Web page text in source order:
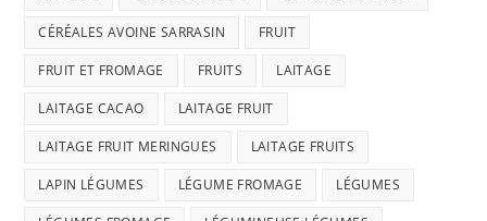
CÉRÉALES AVOINE SARRASIN FRUIT
FRUIT ET FROMAGE FRUITS LAITAGE
LAITAGE CACAO LAITAGE FRUIT
LAITAGE FRUIT MERINGUES LAITAGE FRUITS
LAPIN LÉGUMES LÉGUME FROMAGE LÉGUMES